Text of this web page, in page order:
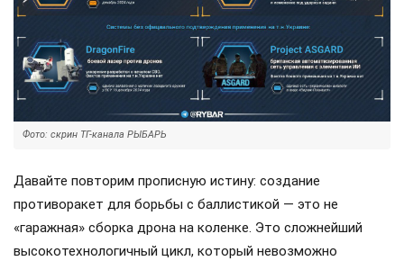
Фото: скрин ТГ-канала РЫБАРЬ
Давайте повторим прописную истину: создание
противоракет для борьбы с баллистикой — это не
«гаражная» сборка дрона на коленке. Это сложнейший
высокотехнологичный цикл, который невозможно